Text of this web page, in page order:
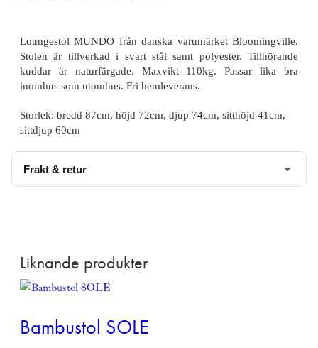
Loungestol MUNDO från danska varumärket Bloomingville.
Stolen är tillverkad i svart stål samt polyester. Tillhörande
kuddar är naturfärgade. Maxvikt 110kg. Passar lika bra
inomhus som utomhus. Fri hemleverans.
Storlek: bredd 87cm, höjd 72cm, djup 74cm, sitthöjd 41cm,
sittdjup 60cm
Frakt & retur
Läs mer om vår leverans och returpolicy
Liknande produkter
Bambustol SOLE